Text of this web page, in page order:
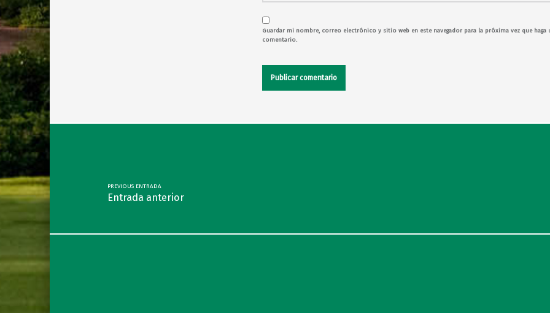
Guardar mi nombre, correo electrónico y sitio web en este navegador para la próxima vez que haga
comentario.
Post navigation
PREVIOUS ENTRADA
Entrada anterior